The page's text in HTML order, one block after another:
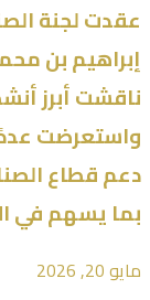
عقدت لجنة
إبراهيم بن
ناقشت أبرز
واستعرضت
دعم قطاع
بما يسهم في
مايو 20, 2026